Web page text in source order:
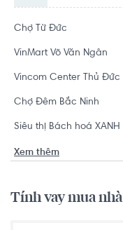
Chợ Từ Đức
VinMart Võ Văn Ngân
Vincom Center Thủ Đức
Chợ Đêm Bắc Ninh
Siêu thị Bách hoá XANH
Xem thêm
Tính vay mua nhà